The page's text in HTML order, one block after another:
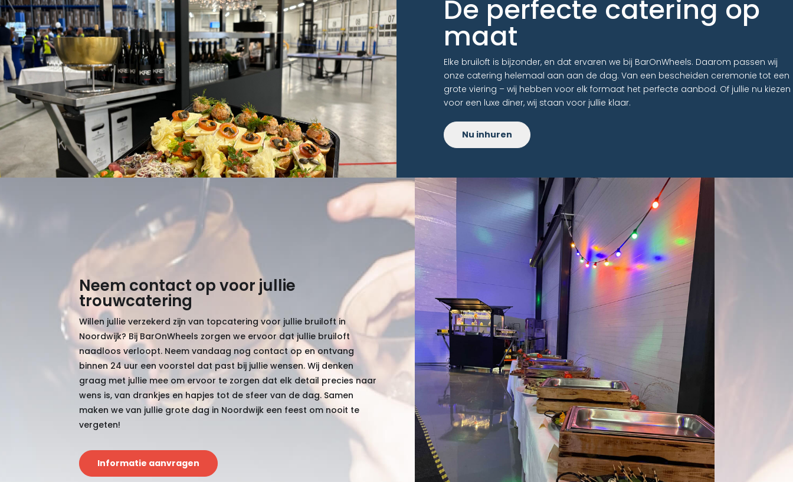
De perfecte catering op
maat
Elke bruiloft is bijzonder, en dat ervaren we bij BarOnWheels. Daarom passen wij
onze catering helemaal aan aan de dag. Van een bescheiden ceremonie tot een
grote viering – wij hebben voor elk formaat het perfecte aanbod. Of jullie nu kiezen
voor een luxe diner, wij staan voor jullie klaar.
Nu inhuren
Neem contact op voor jullie
trouwcatering
Willen jullie verzekerd zijn van topcatering voor jullie bruiloft in
Noordwijk? Bij BarOnWheels zorgen we ervoor dat jullie bruiloft
naadloos verloopt. Neem vandaag nog contact op en ontvang
binnen 24 uur een voorstel dat past bij jullie wensen. Wij denken
graag met jullie mee om ervoor te zorgen dat elk detail precies naar
wens is, van drankjes en hapjes tot de sfeer van de dag. Samen
maken we van jullie grote dag in Noordwijk een feest om nooit te
vergeten!
Informatie aanvragen